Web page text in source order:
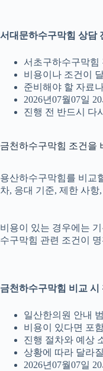
서대문하수구막힘 상담
서초구하수구막힘
비용이나 조건이
준비해야 할 자료
2026년07월07일
진행 전 반드시 다
금천하수구막힘 조건을
용산하수구막힘를 비교
차, 응대 기준, 제한 사
비용이 있는 경우에는
수구막힘 관련 조건이
금천하수구막힘 비교 시
일산한의원 안내
비용이 있다면 포
진행 절차와 예상
상황에 따라 달라
2026년07월07일